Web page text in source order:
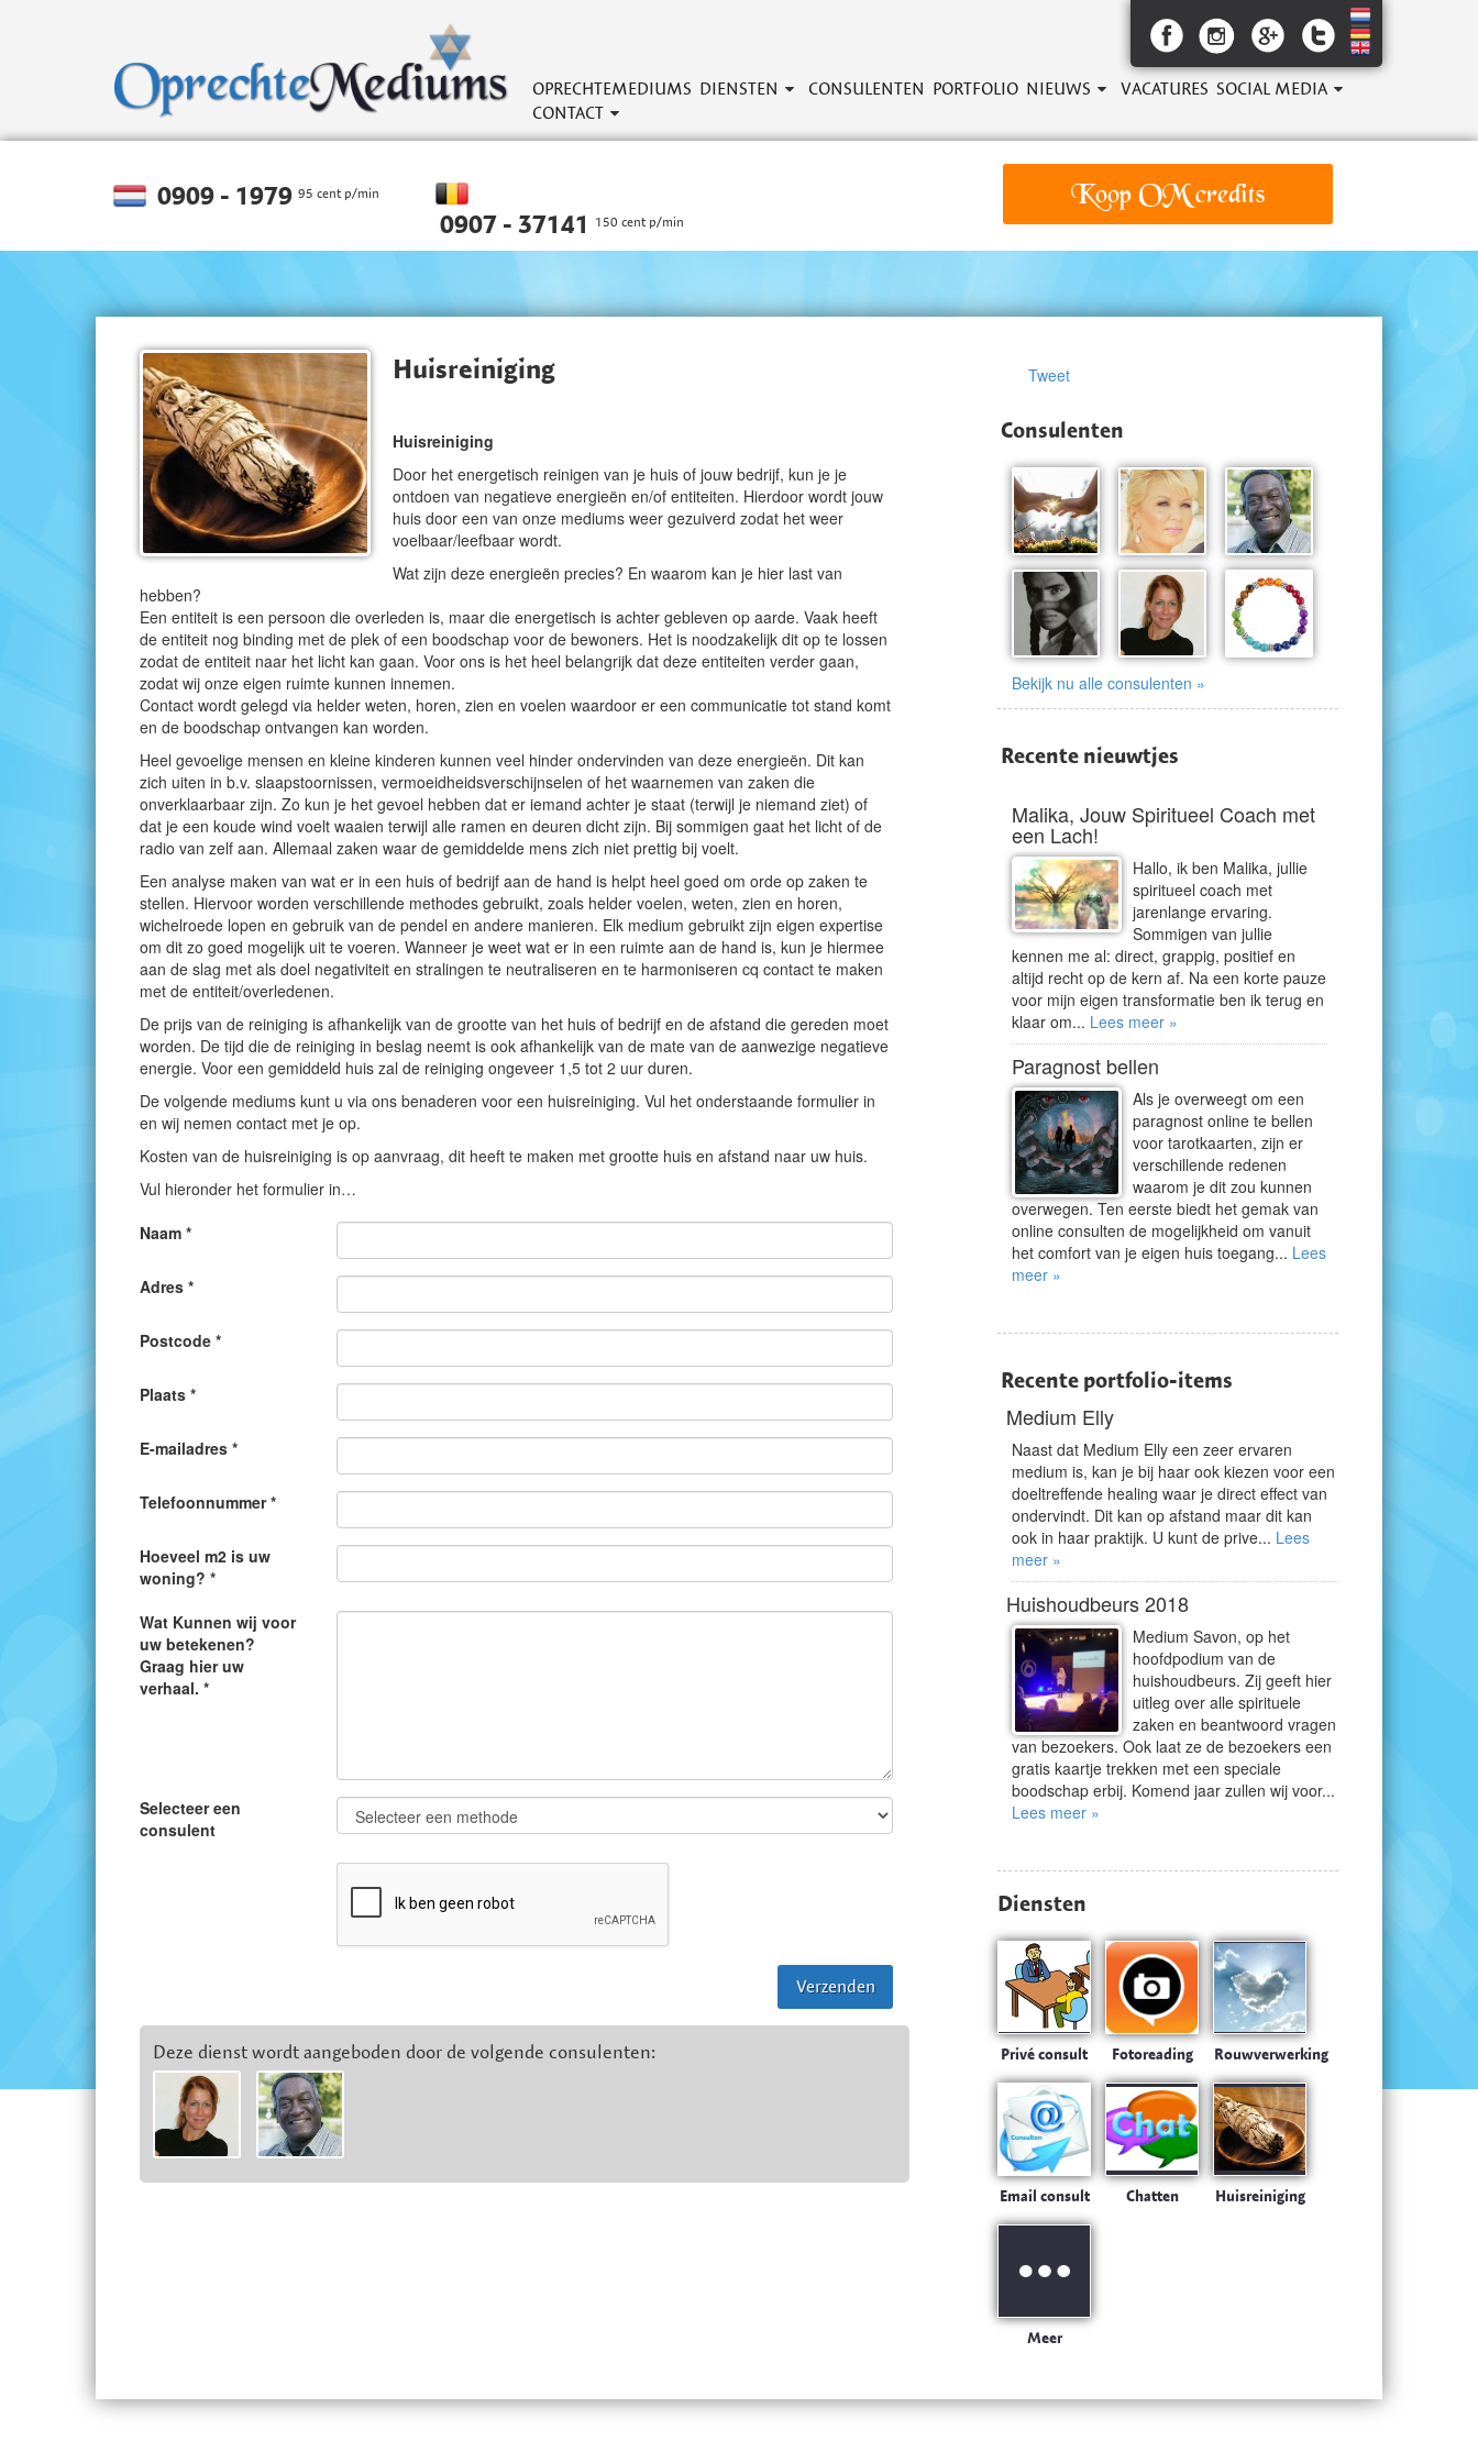
OPRECHTEMEDIUMS DIENSTEN CONSULENTEN PORTFOLIO NIEUWS VACATURES SOCIAL MEDIA
CONTACT
0909 - 1979 95 cent p/min
0907 - 37141 150 cent p/min
Koop OM credits
Huisreiniging
Huisreiniging
Door het energetisch reinigen van je huis of jouw bedrijf, kun je je
ontdoen van negatieve energieën en/of entiteiten. Hierdoor wordt jouw
huis door een van onze mediums weer gezuiverd zodat het weer
voelbaar/leefbaar wordt.
Wat zijn deze energieën precies? En waarom kan je hier last van
hebben?
Een entiteit is een persoon die overleden is, maar die energetisch is achter gebleven op aarde. Vaak heeft
de entiteit nog binding met de plek of een boodschap voor de bewoners. Het is noodzakelijk dit op te lossen
zodat de entiteit naar het licht kan gaan. Voor ons is het heel belangrijk dat deze entiteiten verder gaan,
zodat wij onze eigen ruimte kunnen innemen.
Contact wordt gelegd via helder weten, horen, zien en voelen waardoor er een communicatie tot stand komt
en de boodschap ontvangen kan worden.
Heel gevoelige mensen en kleine kinderen kunnen veel hinder ondervinden van deze energieën. Dit kan
zich uiten in b.v. slaapstoornissen, vermoeidheidsverschijnselen of het waarnemen van zaken die
onverklaarbaar zijn. Zo kun je het gevoel hebben dat er iemand achter je staat (terwijl je niemand ziet) of
dat je een koude wind voelt waaien terwijl alle ramen en deuren dicht zijn. Bij sommigen gaat het licht of de
radio van zelf aan. Allemaal zaken waar de gemiddelde mens zich niet prettig bij voelt.
Een analyse maken van wat er in een huis of bedrijf aan de hand is helpt heel goed om orde op zaken te
stellen. Hiervoor worden verschillende methodes gebruikt, zoals helder voelen, weten, zien en horen,
wichelroede lopen en gebruik van de pendel en andere manieren. Elk medium gebruikt zijn eigen expertise
om dit zo goed mogelijk uit te voeren. Wanneer je weet wat er in een ruimte aan de hand is, kun je hiermee
aan de slag met als doel negativiteit en stralingen te neutraliseren en te harmoniseren cq contact te maken
met de entiteit/overledenen.
De prijs van de reiniging is afhankelijk van de grootte van het huis of bedrijf en de afstand die gereden moet
worden. De tijd die de reiniging in beslag neemt is ook afhankelijk van de mate van de aanwezige negatieve
energie. Voor een gemiddeld huis zal de reiniging ongeveer 1,5 tot 2 uur duren.
De volgende mediums kunt u via ons benaderen voor een huisreiniging. Vul het onderstaande formulier in
en wij nemen contact met je op.
Kosten van de huisreiniging is op aanvraag, dit heeft te maken met grootte huis en afstand naar uw huis.
Vul hieronder het formulier in…
Naam *
Adres *
Postcode *
Plaats *
E-mailadres *
Telefoonnummer *
Hoeveel m2 is uw
woning? *
Wat Kunnen wij voor
uw betekenen?
Graag hier uw
verhaal. *
Selecteer een
consulent
Deze dienst wordt aangeboden door de volgende consulenten:
Tweet
Consulenten
Bekijk nu alle consulenten »
Recente nieuwtjes
Malika, Jouw Spiritueel Coach met
een Lach!
Hallo, ik ben Malika, jullie
spiritueel coach met
jarenlange ervaring.
Sommigen van jullie
kennen me al: direct, grappig, positief en
altijd recht op de kern af. Na een korte pauze
voor mijn eigen transformatie ben ik terug en
klaar om... Lees meer »
Paragnost bellen
Als je overweegt om een
paragnost online te bellen
voor tarotkaarten, zijn er
verschillende redenen
waarom je dit zou kunnen
overwegen. Ten eerste biedt het gemak van
online consulten de mogelijkheid om vanuit
het comfort van je eigen huis toegang... Lees
meer »
Recente portfolio-items
Medium Elly
Naast dat Medium Elly een zeer ervaren
medium is, kan je bij haar ook kiezen voor een
doeltreffende healing waar je direct effect van
ondervindt. Dit kan op afstand maar dit kan
ook in haar praktijk. U kunt de prive... Lees
meer »
Huishoudbeurs 2018
Medium Savon, op het
hoofdpodium van de
huishoudbeurs. Zij geeft hier
uitleg over alle spirituele
zaken en beantwoord vragen
van bezoekers. Ook laat ze de bezoekers een
gratis kaartje trekken met een speciale
boodschap erbij. Komend jaar zullen wij voor...
Lees meer »
Diensten
Privé consult Fotoreading Rouwverwerking
Email consult Chatten Huisreiniging
Meer